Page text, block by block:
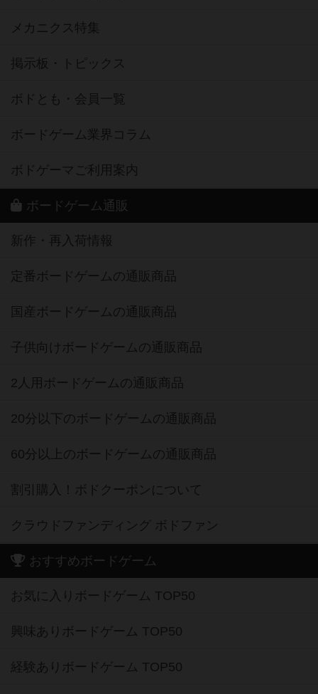
メカニクス特集
掲示板・トピックス
ボドとも・会員一覧
ボードゲーム業界コラム
ボドゲーマご利用案内
ボードゲーム通販
新作・再入荷情報
定番ボードゲームの通販商品
国産ボードゲームの通販商品
子供向けボードゲームの通販商品
2人用ボードゲームの通販商品
20分以下のボードゲームの通販商品
60分以上のボードゲームの通販商品
割引購入！ボドクーポンについて
クラウドファンディング ボドファン
おすすめボードゲーム
お気に入りボードゲーム TOP50
興味ありボードゲーム TOP50
経験ありボードゲーム TOP50